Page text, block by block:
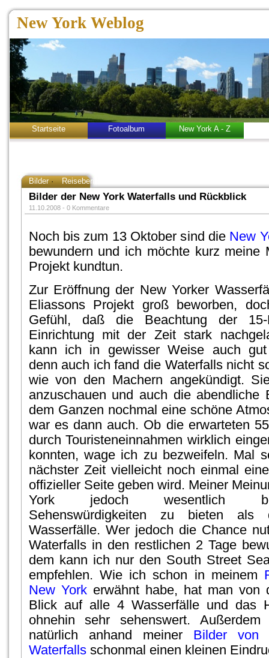
New York Weblog
Startseite Fotoalbum New York A - Z
Bilder· Reisebericht
Bilder der New York Waterfalls und Rückblick
11.10.2008 - 0 Kommentare
Noch bis zum 13 Oktober sind die New
bewundern und ich möchte kurz meine
Projekt kundtun.
Zur Eröffnung der New Yorker
Eliassons Projekt groß beworben,
Gefühl, daß die Beachtung der 15-
Einrichtung mit der Zeit stark
kann ich in gewisser Weise auch gut
denn auch ich fand die Waterfalls nicht
wie von den Machern angekündigt.
anzuschauen und auch die abendliche
dem Ganzen nochmal eine schöne
war es dann auch. Ob die erwarteten
durch Touristeneinnahmen wirklich
konnten, wage ich zu bezweifeln. Mal
nächster Zeit vielleicht noch einmal
offizieller Seite geben wird. Meiner
York jedoch wesentlich
Sehenswürdigkeiten zu bieten als
Wasserfälle. Wer jedoch die Chance
Waterfalls in den restlichen 2 Tage
dem kann ich nur den South Street
empfehlen. Wie ich schon in meinem
New Yorkerwähnt habe, hat man von
Blick auf alle 4 Wasserfälle und das
ohnehin sehr sehenswert.
natürlich anhand meiner Bilder von
Waterfallsschonmal einen kleinen